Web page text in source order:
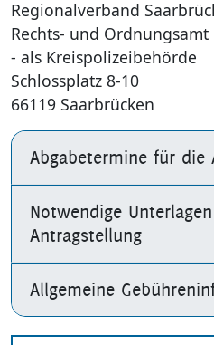
Regionalverband
Rechts- und Ordnungsamt
- als Kreispolizeibehörde
Schlossplatz 8-10
66119 Saarbrücken
Abgabetermine für die
Notwendige
Antragstellung
Allgemeine